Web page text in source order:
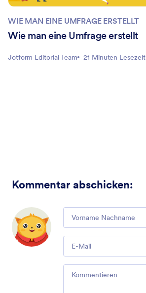
WIE MAN EINE UMFRAGE ERSTELLT
Wie man eine Umfrage erstellt
Jotform Editorial Team 21 Minuten Lesezeit
Kommentar abschicken: